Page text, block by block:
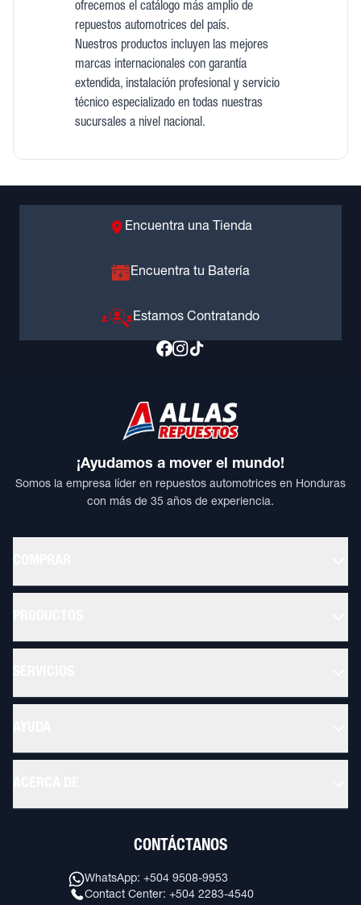
ofrecemos el catálogo más amplio de
repuestos automotrices del país.
Nuestros productos incluyen las mejores
marcas internacionales con garantía
extendida, instalación profesional y servicio
técnico especializado en todas nuestras
sucursales a nivel nacional.
Encuentra una Tienda
Encuentra tu Batería
Estamos Contratando
¡Ayudamos a mover el mundo!
Somos la empresa líder en repuestos automotrices en Honduras
con más de 35 años de experiencia.
CONTÁCTANOS
WhatsApp: +504 9508-9953
Contact Center: +504 2283-4540